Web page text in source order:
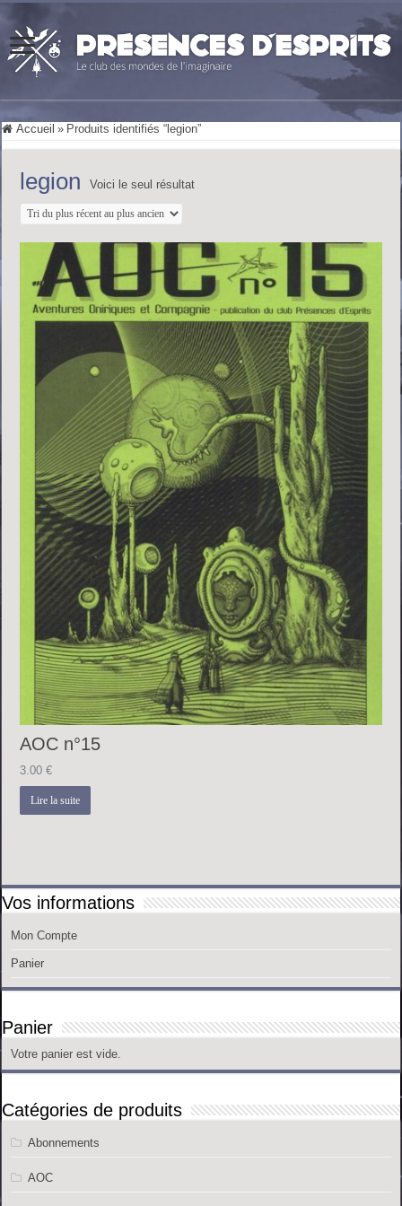
Accueil » Produits identifiés “legion”
legion Voici le seul résultat
AOC n°15
3.00€
Lire la suite
Vos informations
Mon Compte
Panier
Panier
Votre panier est vide.
Catégories de produits
Abonnements
AOC